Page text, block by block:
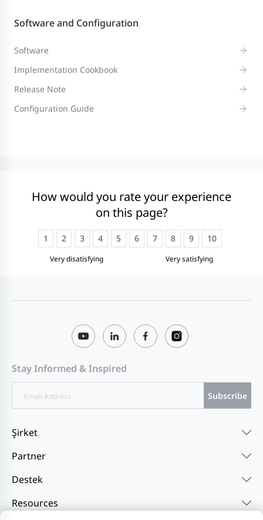
Software and Configuration
Software
Implementation Cookbook
Release Note
Configuration Guide
How would you rate your experience
on this page?
Very disatisfying
1 2 3 4 5 6 7 8 9 10
Very satisfying
Stay Informed & Inspired
Subscribe
Şirket
Partner
Destek
Resources